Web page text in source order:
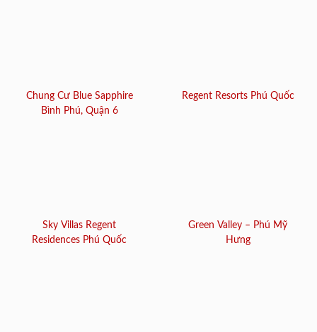
Chung Cư Blue Sapphire
Bình Phú, Quận 6
Regent Resorts Phú Quốc
Sky Villas Regent
Residences Phú Quốc
Green Valley – Phú Mỹ
Hưng